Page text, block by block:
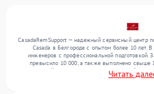
CasadaRemSupport — надежный сервисный центр
Casada в Белгороде с опытом более 10 лет.
инженеров с профессиональной подготовкой.
превысило 10 000, а также выполнено свыше
сервисный центр поступает от 300 устройств,
различного уровня сложности и обеспечиваем
Читать